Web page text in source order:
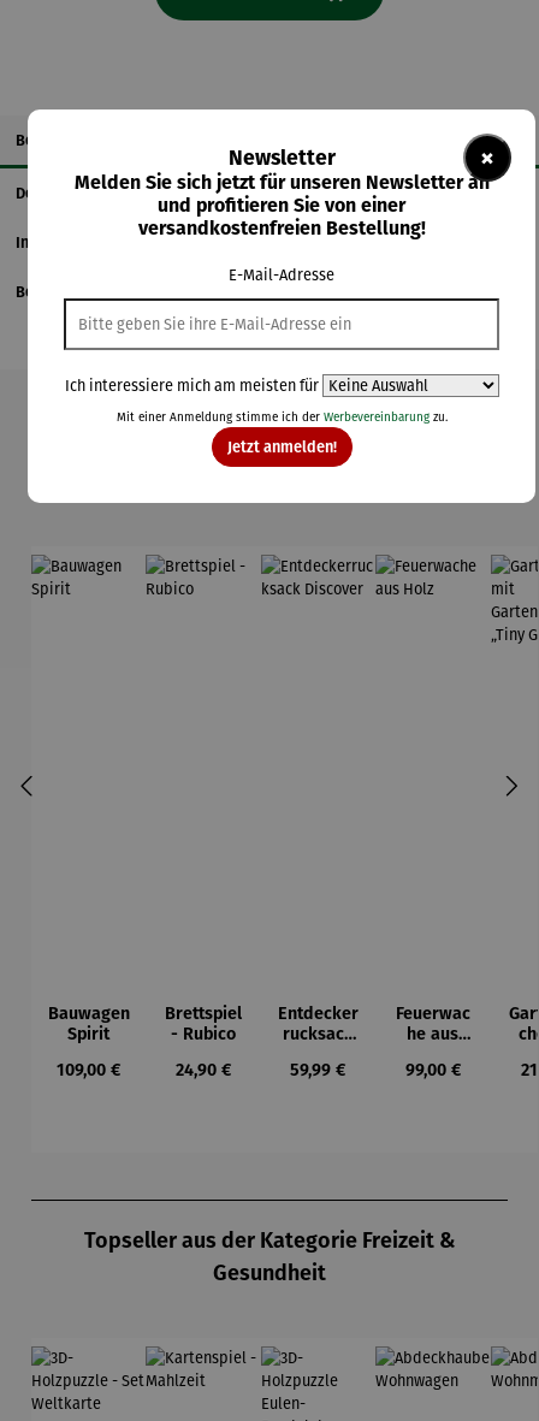
Beschreibung
Details
Informationen zum Hersteller
Bewertungen
Produktgalerie überspringen
Bauwagen
Spirit
Regulärer Preis:
109,00 €
Brettspiel
- Rubico
Regulärer Preis:
24,90 €
Entdecker
rucksack
Regulärer Preis:
59,99 €
Feuerwac
he aus
Regulärer Preis:
99,00 €
Topseller aus der Kategorie Freizeit &
Gesundheit
×
Newsletter
Melden Sie sich jetzt für unseren Newsletter an
und profitieren Sie von einer
versandkostenfreien Bestellung!
E-Mail-Adresse
Ich interessiere mich am meisten für
Mit einer Anmeldung stimme ich der Werbevereinbarungzu.
Jetzt anmelden!